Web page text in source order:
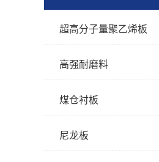
超高分子量聚乙烯板
高强耐磨料
煤仓衬板
尼龙板